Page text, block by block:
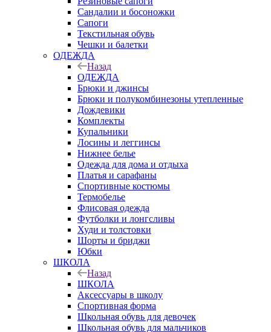
Сандалии и босоножки
Сапоги
Текстильная обувь
Чешки и балетки
ОДЕЖДА
Назад
ОДЕЖДА
Брюки и джинсы
Брюки и полукомбинезоны утепленные
Дождевики
Комплекты
Купальники
Лосины и леггинсы
Нижнее белье
Одежда для дома и отдыха
Платья и сарафаны
Спортивные костюмы
Термобелье
Флисовая одежда
Футболки и лонгсливы
Худи и толстовки
Шорты и бриджи
Юбки
ШКОЛА
Назад
ШКОЛА
Аксессуары в школу
Спортивная форма
Школьная обувь для девочек
Школьная обувь для мальчиков